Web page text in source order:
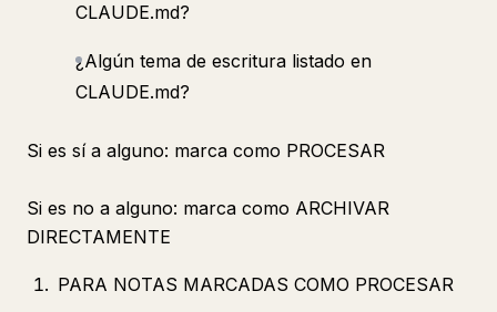
CLAUDE.md?
¿Algún tema de escritura listado en
CLAUDE.md?
Si es sí a alguno: marca como PROCESAR
Si es no a alguno: marca como ARCHIVAR
DIRECTAMENTE
PARA NOTAS MARCADAS COMO PROCESAR